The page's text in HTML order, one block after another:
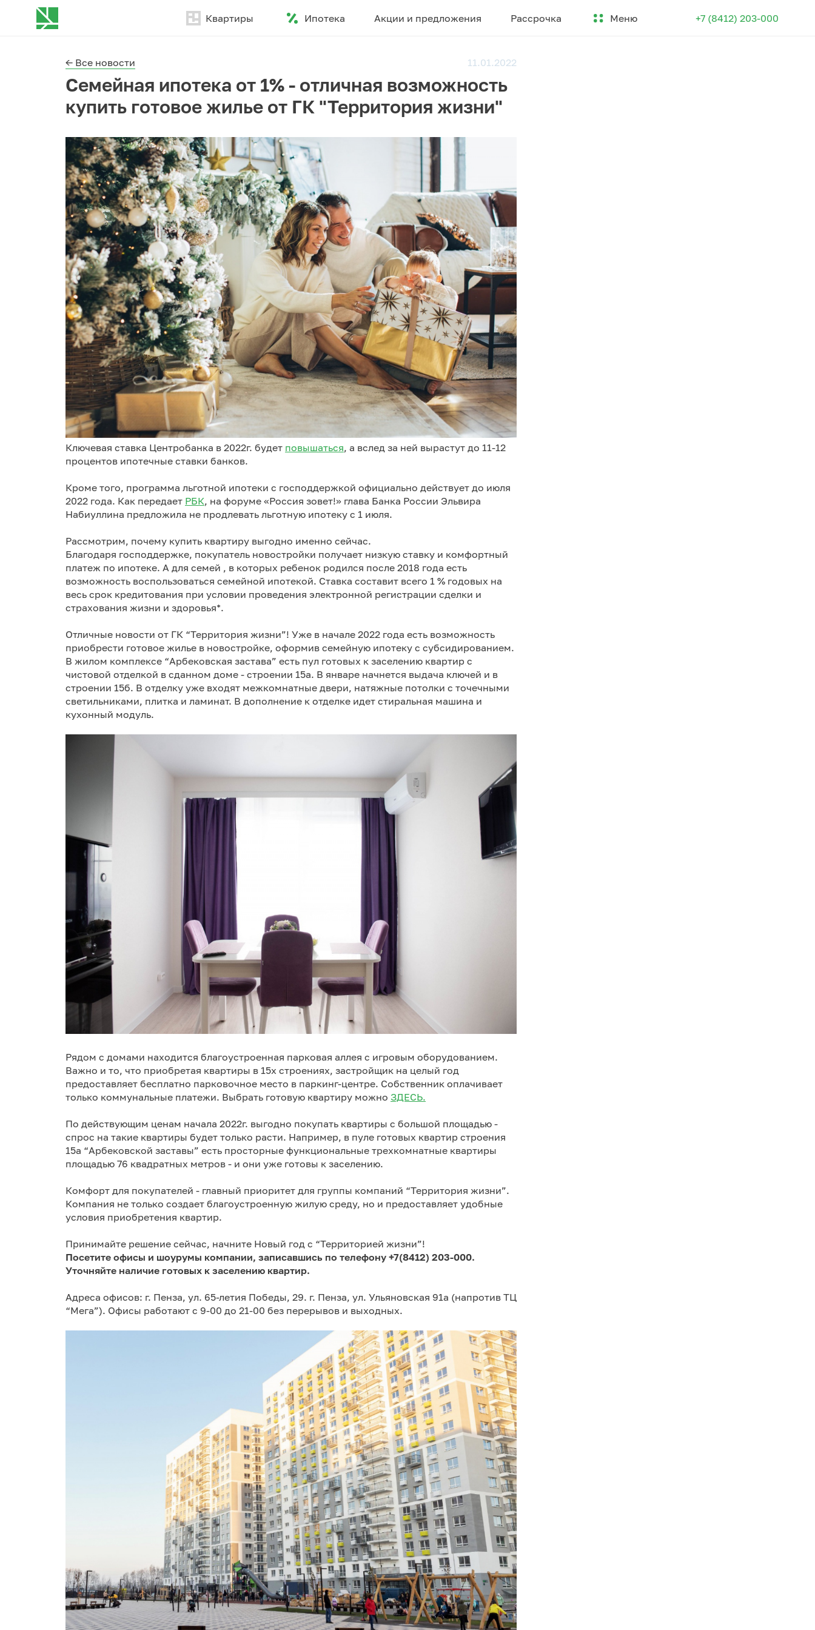
Квартиры Ипотека Акции и предложения Рассрочка Меню +7 (8412) 203-000
← Все новости 11.01.2022
Семейная ипотека от 1% - отличная возможность
купить готовое жилье от ГК "Территория жизни"
Ключевая ставка Центробанка в 2022г. будет повышаться, а вслед за ней вырастут до 11-12
процентов ипотечные ставки банков.
Кроме того, программа льготной ипотеки с господдержкой официально действует до июля
2022 года. Как передает РБК, на форуме «Россия зовет!» глава Банка России Эльвира
Набиуллина предложила не продлевать льготную ипотеку с 1 июля.
Рассмотрим, почему купить квартиру выгодно именно сейчас.
Благодаря господдержке, покупатель новостройки получает низкую ставку и комфортный
платеж по ипотеке. А для семей , в которых ребенок родился после 2018 года есть
возможность воспользоваться семейной ипотекой. Ставка составит всего 1 % годовых на
весь срок кредитования при условии проведения электронной регистрации сделки и
страхования жизни и здоровья*.
Отличные новости от ГК “Территория жизни”! Уже в начале 2022 года есть возможность
приобрести готовое жилье в новостройке, оформив семейную ипотеку с субсидированием.
В жилом комплексе “Арбековская застава” есть пул готовых к заселению квартир с
чистовой отделкой в сданном доме - строении 15а. В январе начнется выдача ключей и в
строении 15б. В отделку уже входят межкомнатные двери, натяжные потолки с точечными
светильниками, плитка и ламинат. В дополнение к отделке идет стиральная машина и
кухонный модуль.
Рядом с домами находится благоустроенная парковая аллея с игровым оборудованием.
Важно и то, что приобретая квартиры в 15х строениях, застройщик на целый год
предоставляет бесплатно парковочное место в паркинг-центре. Собственник оплачивает
только коммунальные платежи. Выбрать готовую квартиру можно ЗДЕСЬ.
По действующим ценам начала 2022г. выгодно покупать квартиры с большой площадью -
спрос на такие квартиры будет только расти. Например, в пуле готовых квартир строения
15а “Арбековской заставы” есть просторные функциональные трехкомнатные квартиры
площадью 76 квадратных метров - и они уже готовы к заселению.
Комфорт для покупателей - главный приоритет для группы компаний “Территория жизни”.
Компания не только создает благоустроенную жилую среду, но и предоставляет удобные
условия приобретения квартир.
Принимайте решение сейчас, начните Новый год с “Территорией жизни”!
Посетите офисы и шоурумы компании, записавшись по телефону +7(8412) 203-000.
Уточняйте наличие готовых к заселению квартир.
Адреса офисов: г. Пенза, ул. 65-летия Победы, 29. г. Пенза, ул. Ульяновская 91а (напротив ТЦ
“Мега”). Офисы работают с 9-00 до 21-00 без перерывов и выходных.